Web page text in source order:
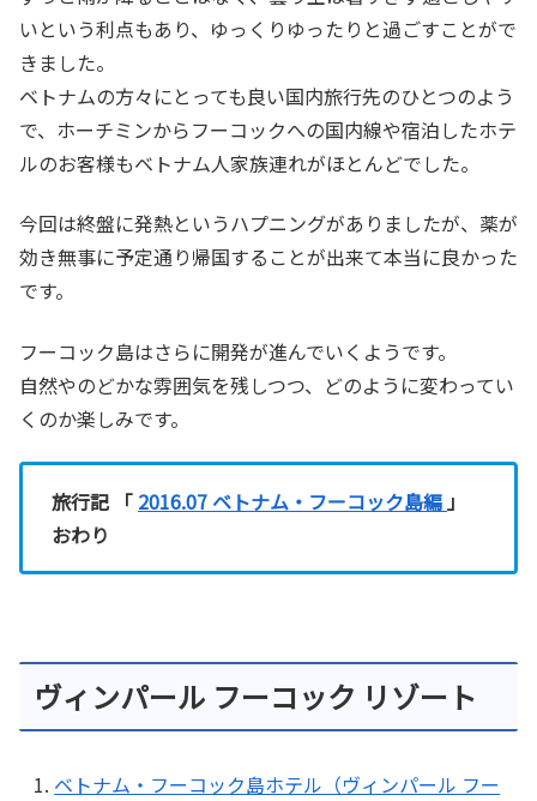
いという利点もあり、ゆっくりゆったりと過ごすことがで
きました。
ベトナムの方々にとっても良い国内旅行先のひとつのよう
で、ホーチミンからフーコックへの国内線や宿泊したホテ
ルのお客様もベトナム人家族連れがほとんどでした。
今回は終盤に発熱というハプニングがありましたが、薬が
効き無事に予定通り帰国することが出来て本当に良かった
です。
フーコック島はさらに開発が進んでいくようです。
自然やのどかな雰囲気を残しつつ、どのように変わってい
くのか楽しみです。
旅行記 「 2016.07 ベトナム・フーコック島編」
おわり
ヴィンパール フーコック リゾート
ベトナム・フーコック島ホテル（ヴィンパール フー